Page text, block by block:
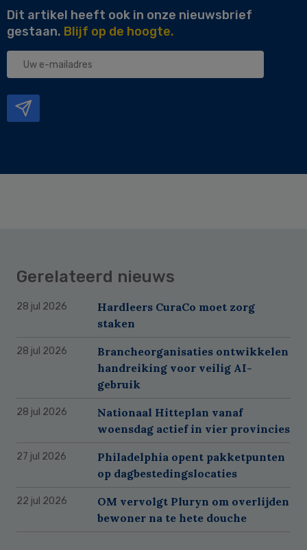
Dit artikel heeft ook in onze nieuwsbrief
gestaan. Blijf op de hoogte.
Uw
Gerelateerd nieuws
28 jul 2026
Hardleers CuraCo moet zorg
staken
28 jul 2026
Brancheorganisaties ontwikkelen
handreiking voor veilig AI-
gebruik
28 jul 2026
Nationaal Hitteplan vanaf
woensdag actief in vier provincies
27 jul 2026
Philadelphia opent pakketpunten
op dagbestedingslocaties
22 jul 2026
OM vervolgt Pluryn om overlijden
bewoner na te hete douche